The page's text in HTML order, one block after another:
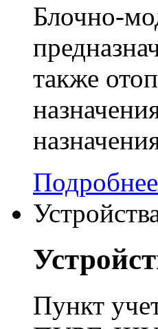
Блочно-
также
Пункт